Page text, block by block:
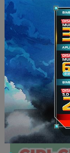
memiliki
kekayaan negara.
Kalau bidang
tersedianya
keunikan dan
begitu,
dapat terus
terkandung di
dapat membuat